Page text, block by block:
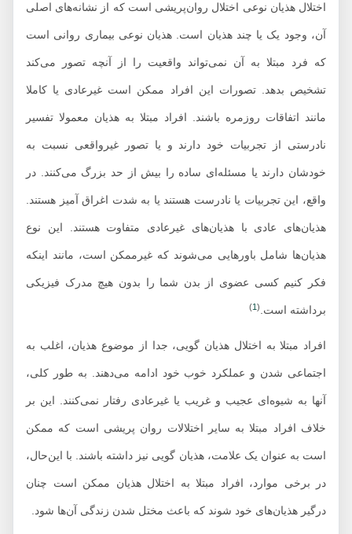
اختلال هذیان نوعی اختلال روان‌پریشی است که از نشانه‌های اصلی
آن، وجود یک یا چند هذیان است. هذیان نوعی بیماری روانی است
که فرد مبتلا به آن نمی‌تواند واقعیت را از آنچه تصور می‌کند
تشخیص بدهد. تصورات این افراد ممکن است غیرعادی یا کاملا
مانند اتفاقات روزمره باشند. افراد مبتلا به هذیان‌ معمولا تفسیر
نادرستی از تجربیات خود دارند و یا تصور غیرواقعی نسبت به
خودشان دارند یا مسئله‌ای ساده را بیش از حد بزرگ می‌کنند. در
واقع، این تجربیات یا نادرست هستند یا به شدت اغراق آمیز هستند.
هذیان‌های عادی با هذیان‌های غیرعادی متفاوت هستند. این نوع
هذیان‌ها شامل باورهایی می‌شوند که غیرممکن است، مانند اینکه
فکر کنیم کسی عضوی از بدن شما را بدون هیچ مدرک فیزیکی
برداشته است.
افراد مبتلا به اختلال هذیان گویی، جدا از موضوع هذیان، اغلب به
اجتماعی شدن و عملکرد خوب خود ادامه می‌دهند. به طور کلی،
آنها به شیوه‌ای عجیب و غریب یا غیرعادی رفتار نمی‌کنند. این بر
خلاف افراد مبتلا به سایر اختلالات روان پریشی است که ممکن
است به عنوان یک علامت، هذیان گویی نیز داشته باشند. با این‌حال،
در برخی موارد، افراد مبتلا به اختلال هذیان ممکن است چنان
درگیر هذیان‌های خود شوند که باعث مختل شدن زندگی آن‌ها شود.